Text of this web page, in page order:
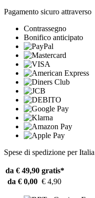
Pagamento sicuro attraverso
Contrassegno
Bonifico anticipato
Spese di spedizione per Italia
da € 49,90 gratis*
da € 0,00 € 4,90